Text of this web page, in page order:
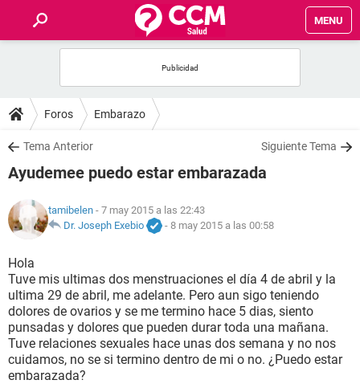
MENU
FOROS
SALUD
FAMILIA
NUTRICIÓN
BIENESTAR
SEXUALIDAD
GLOSARIO
Foros Embarazo
Tema Anterior Siguiente Tema
Ayudemee puedo estar embarazada
tamibelen - 7 may 2015 a las 22:43
Dr. Joseph Exebio
- 8 may 2015 a las 00:58
Hola
Tuve mis ultimas dos menstruaciones el día 4 de abril y la
ultima 29 de abril, me adelante. Pero aun sigo teniendo
dolores de ovarios y se me termino hace 5 dias, siento
punsadas y dolores que pueden durar toda una mañana.
Tuve relaciones sexuales hace unas dos semana y no nos
cuidamos, no se si termino dentro de mi o no. ¿Puedo estar
embarazada?